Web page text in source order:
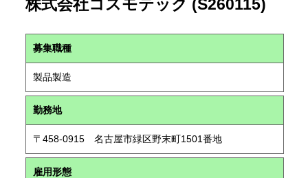
株式会社コスモテック (S260115)
募集職種
製品製造
勤務地
〒458-0915 名古屋市緑区野末町1501番地
雇用形態